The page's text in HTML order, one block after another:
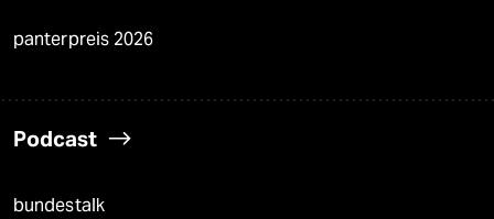
panterpreis 2026
Podcast
bundestalk